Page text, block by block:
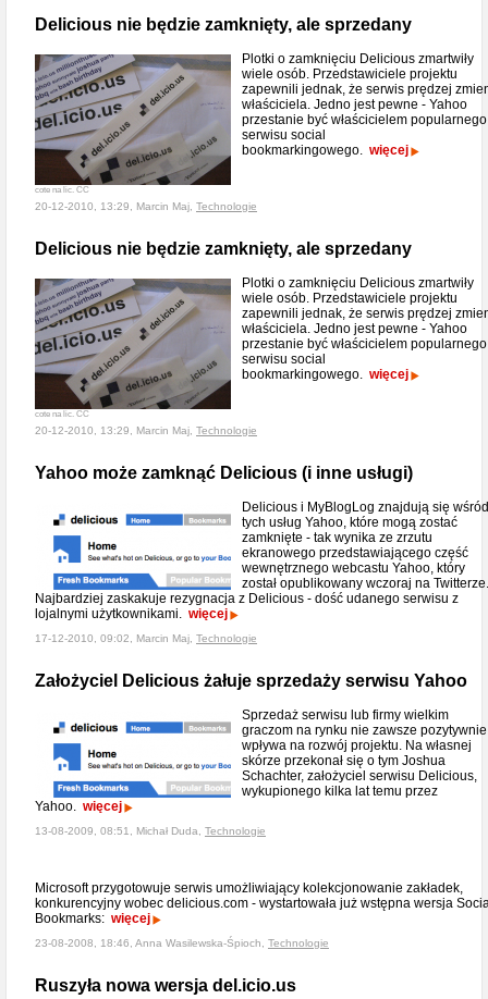
Delicious nie będzie zamknięty, ale sprzedany
cote na lic. CC
Plotki o zamknięciu Delicious zmartwiły
wiele osób. Przedstawiciele projektu
zapewnili jednak, że serwis prędzej
właściciela. Jedno jest pewne - Yahoo
przestanie być właścicielem popularnego
serwisu social
bookmarkingowego. więcej
20-12-2010, 13:29, Marcin Maj, Technologie
Delicious nie będzie zamknięty, ale sprzedany
cote na lic. CC
Plotki o zamknięciu Delicious zmartwiły
wiele osób. Przedstawiciele projektu
zapewnili jednak, że serwis prędzej
właściciela. Jedno jest pewne - Yahoo
przestanie być właścicielem popularnego
serwisu social
bookmarkingowego. więcej
20-12-2010, 13:29, Marcin Maj, Technologie
Yahoo może zamknąć Delicious (i inne usługi)
Delicious i MyBlogLog znajdują się wśród
tych usług Yahoo, które mogą zostać
zamknięte - tak wynika ze zrzutu
ekranowego przedstawiającego część
wewnętrznego webcastu Yahoo, który
został opublikowany wczoraj na Twitterze.
Najbardziej zaskakuje rezygnacja z Delicious - dość udanego serwisu z
lojalnymi użytkownikami. więcej
17-12-2010, 09:02, Marcin Maj, Technologie
Założyciel Delicious żałuje sprzedaży serwisu Yahoo
Sprzedaż serwisu lub firmy wielkim
graczom na rynku nie zawsze pozytywnie
wpływa na rozwój projektu. Na własnej
skórze przekonał się o tym Joshua
Schachter, założyciel serwisu Delicious,
wykupionego kilka lat temu przez
Yahoo. więcej
13-08-2009, 08:51, Michał Duda, Technologie
Microsoft przygotowuje serwis umożliwiający kolekcjonowanie zakładek,
konkurencyjny wobec delicious.com - wystartowała już wstępna wersja
Bookmarks: więcej
23-08-2008, 18:46, Anna Wasilewska-Śpioch, Technologie
Ruszyła nowa wersja del.icio.us